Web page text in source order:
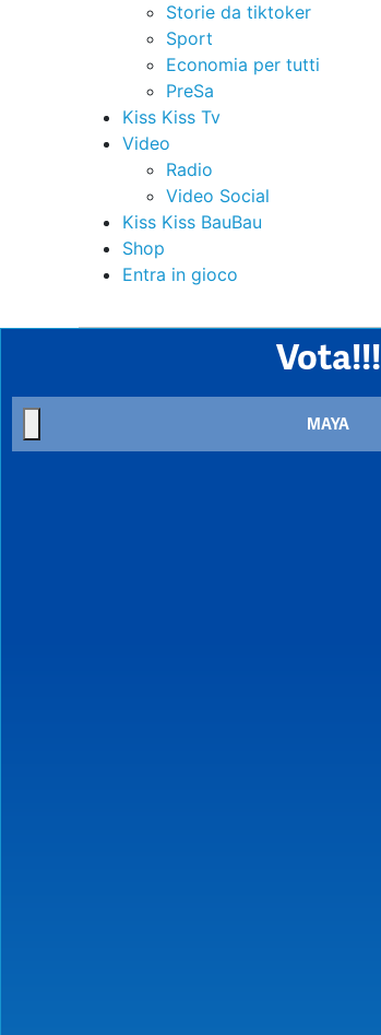
Storie da tiktoker
Sport
Economia per tutti
PreSa
Kiss Kiss Tv
Video
Radio
Video Social
Kiss Kiss BauBau
Shop
Entra in gioco
Vota!!!
MAYA